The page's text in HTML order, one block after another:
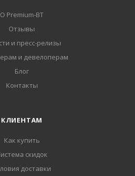
О Premium-BT
Отзывы
и пресс-релизы
и девелоперам
Блог
Контакты
КЛИЕНТАМ
Как купить
скидок
доставки